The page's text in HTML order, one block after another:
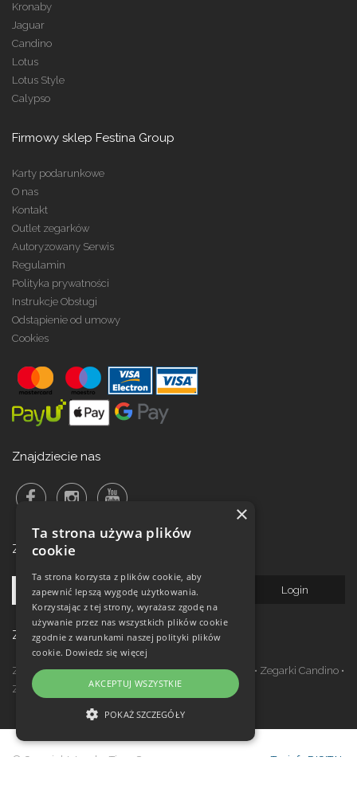
Kronaby
Jaguar
Candino
Lotus
Lotus Style
Calypso
Firmowy sklep Festina Group
Karty podarunkowe
O nas
Kontakt
Outlet zegarków
Autoryzowany Serwis
Regulamin
Polityka prywatności
Instrukcje Obsługi
Odstąpienie od umowy
Cookies
Znajdziecie nas
Zalogowanie do newsletteru!
Zegarki w ofercie
Zegarki Festina•Zegarki Kronaby•Zegarki Jaguar • Zegarki Candino •
Zegarki Lotus
Zegarki Calypso
© Copyright Janeba Time Sp. z o.o. 2017-
Topinfo DIGITAL
×
Ta strona używa plików
cookie
Ta strona korzysta z plików cookie, aby
zapewnić lepszą wygodę użytkowania.
Korzystając z tej strony, wyrażasz zgodę na
używanie przez nas wszystkich plików cookie
zgodnie z warunkami naszej polityki plików
cookie. Dowiedz się więcej
AKCEPTUJ WSZYSTKIE
POKAŻ SZCZEGÓŁY
NIEZBĘDNE